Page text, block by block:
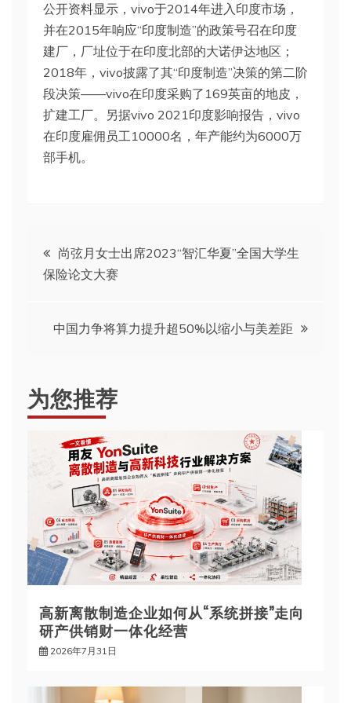
公开资料显示，vivo于2014年进入印度市场，
并在2015年响应“印度制造”的政策号召在印度
建厂，厂址位于在印度北部的大诺伊达地区；
2018年，vivo披露了其“印度制造”决策的第二阶
段决策——vivo在印度采购了169英亩的地皮，
扩建工厂。另据vivo 2021印度影响报告，vivo
在印度雇佣员工10000名，年产能约为6000万
部手机。
文
章
尚弦月女士出席2023“智汇华夏”全国大学生
保险论文大赛
中国力争将算力提升超50%以缩小与美差距
为您推荐
高新离散制造企业如何从“系统拼接”走向
研产供销财一体化经营
2026年7月31日